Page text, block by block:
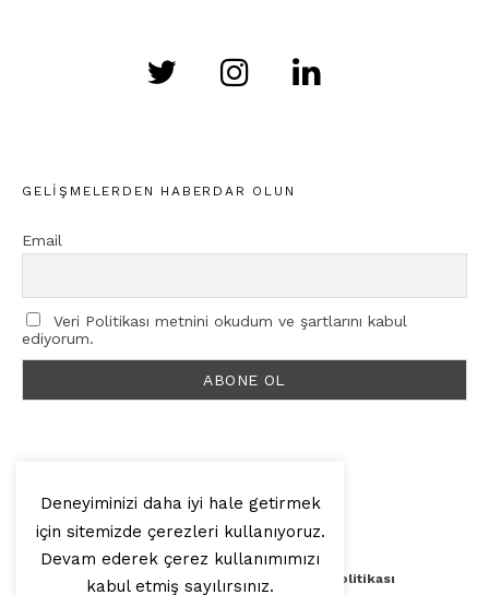
GELIŞMELERDEN HABERDAR OLUN
Email
Veri Politikası metnini okudum ve şartlarını kabul
ediyorum.
© 2025, Artilop
Künye Yazar Başvurusu Veri Politikası
Deneyiminizi daha iyi hale getirmek
için sitemizde çerezleri kullanıyoruz.
Devam ederek çerez kullanımımızı
kabul etmiş sayılırsınız.